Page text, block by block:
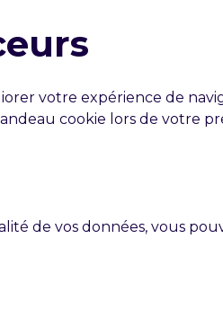
votre expérience de
cookie lors de votre
de vos données, vous